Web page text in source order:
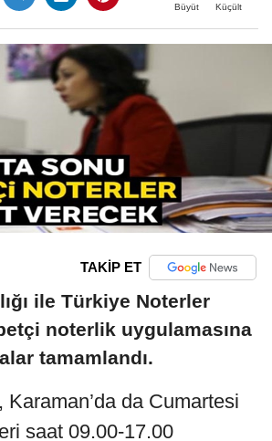
Büyüt Küçült
TAKİP ET
ile Türkiye Noterler
noterlik uygulamasına
tamamlandı.
da Cumartesi
saat 09.00-17.00